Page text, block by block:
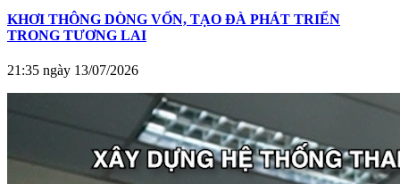
KHƠI THÔNG DÒNG VỐN, TẠO ĐÀ PHÁT TRIỂN
TRONG TƯƠNG LAI
21:35 ngày 13/07/2026